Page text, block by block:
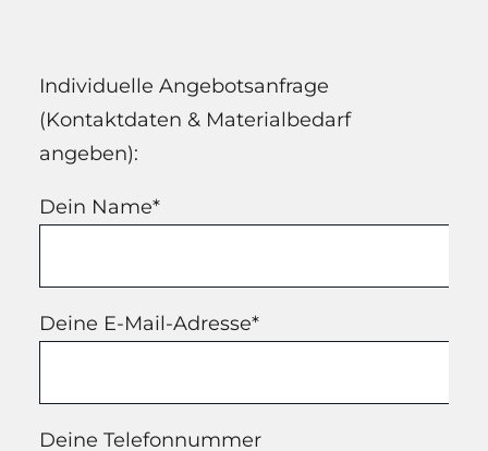
Individuelle Angebotsanfrage
(Kontaktdaten & Materialbedarf
angeben):
Dein Name*
Deine E-Mail-Adresse*
Deine Telefonnummer